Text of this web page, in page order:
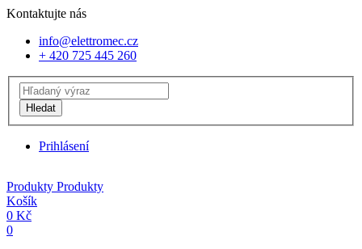
Kontaktujte nás
info@elettromec.cz
+ 420 725 445 260
Hledat
Prihlásení
Produkty Produkty
Košík
0 Kč
0